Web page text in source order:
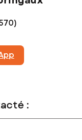
:
- EI -
de Draguignan sous
: